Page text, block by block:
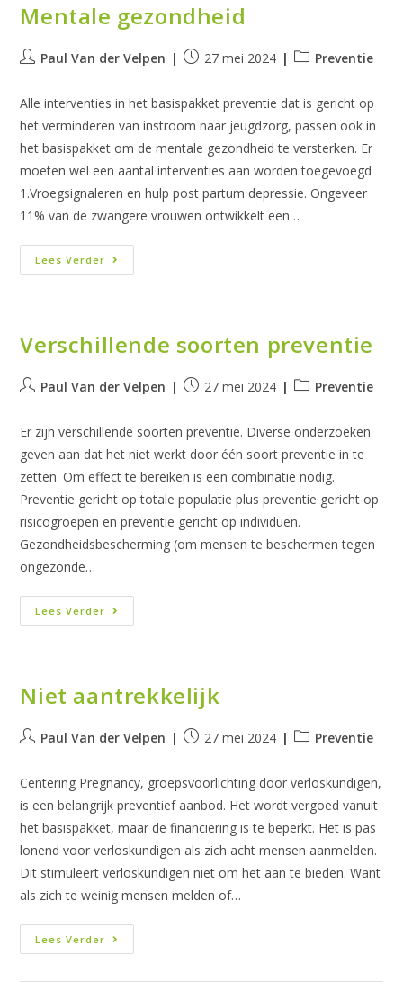
Mentale gezondheid
BerichtPaul Van der Velpen
Bericht
op:
27 mei 2024 Berichtcategorie:
Preventie
Alle interventies in het basispakket preventie dat is gericht op
het verminderen van instroom naar jeugdzorg, passen ook in
het basispakket om de mentale gezondheid te versterken. Er
moeten wel een aantal interventies aan worden toegevoegd
1.Vroegsignaleren en hulp post partum depressie. Ongeveer
11% van de zwangere vrouwen ontwikkelt een…
Lees Verder Mentale
Gezondheid
Verschillende soorten preventie
BerichtPaul Van der Velpen
Bericht27 mei 2024 Berichtcategorie:
Preventie
Er zijn verschillende soorten preventie. Diverse onderzoeken
geven aan dat het niet werkt door één soort preventie in te
zetten. Om effect te bereiken is een combinatie nodig.
Preventie gericht op totale populatie plus preventie gericht op
risicogroepen en preventie gericht op individuen.
Gezondheidsbescherming (om mensen te beschermen tegen
ongezonde…
Lees Verder Verschillende
Soorten
Niet aantrekkelijk
BerichtPaul Van der Velpen
Bericht27 mei 2024 Berichtcategorie:
Preventie
Centering Pregnancy, groepsvoorlichting door verloskundigen,
is een belangrijk preventief aanbod. Het wordt vergoed vanuit
het basispakket, maar de financiering is te beperkt. Het is pas
lonend voor verloskundigen als zich acht mensen aanmelden.
Dit stimuleert verloskundigen niet om het aan te bieden. Want
als zich te weinig mensen melden of…
Lees Verder Niet
Aantrekkelijk